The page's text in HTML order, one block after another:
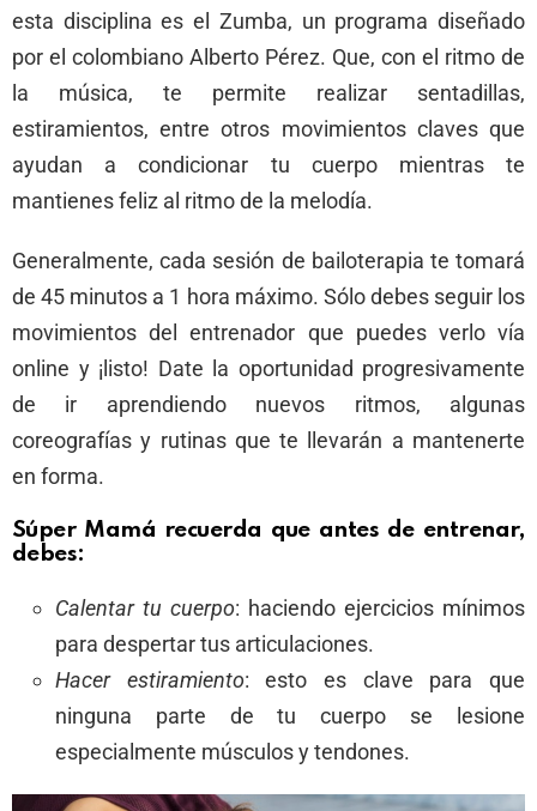
esta disciplina es el Zumba, un programa diseñado
por el colombiano Alberto Pérez. Que, con el ritmo de
la música, te permite realizar sentadillas,
estiramientos, entre otros movimientos claves que
ayudan a condicionar tu cuerpo mientras te
mantienes feliz al ritmo de la melodía.
Generalmente, cada sesión de bailoterapia te tomará
de 45 minutos a 1 hora máximo. Sólo debes seguir los
movimientos del entrenador que puedes verlo vía
online y ¡listo! Date la oportunidad progresivamente
de ir aprendiendo nuevos ritmos, algunas
coreografías y rutinas que te llevarán a mantenerte
en forma.
Súper Mamá recuerda que antes de entrenar,
debes:
Calentar tu cuerpo: haciendo ejercicios mínimos
para despertar tus articulaciones.
Hacer estiramiento: esto es clave para que
ninguna parte de tu cuerpo se lesione
especialmente músculos y tendones.